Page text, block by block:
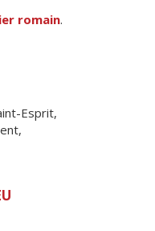
romain.
Esprit,